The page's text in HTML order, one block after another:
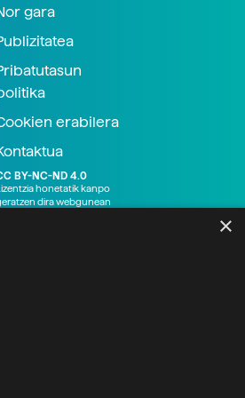
gara
erabilera
BY-NC-ND 4.0
honetatik kanpo
dira webgunean
×